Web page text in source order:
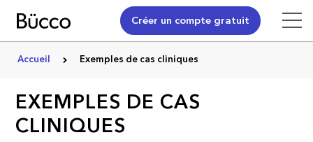
Créer un compte gratuit
Accueil Exemples de cas cliniques
EXEMPLES DE CAS
CLINIQUES